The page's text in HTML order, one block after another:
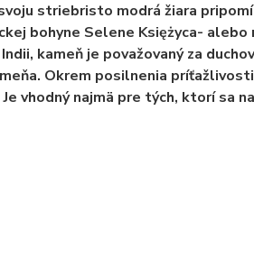
striebristo modrá žiara
bohyne Selene Księżyca- alebo
kameň je považovaný za
Okrem posilnenia
vhodný najmä pre tých, ktorí sa